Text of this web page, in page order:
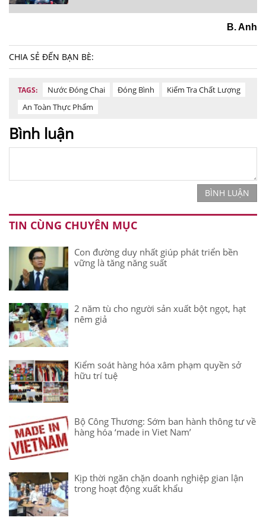
B. Anh
CHIA SẺ ĐẾN BẠN BÈ:
TAGS: Nước Đóng Chai Đóng Bình
Kiểm Tra Chất Lượng
An Toàn Thực Phẩm
Bình luận
BÌNH LUẬN
TIN CÙNG CHUYÊN MỤC
Con đường duy nhất giúp phát triển bền
vững là tăng năng suất
2 năm tù cho người sản xuất bột ngọt, hạt
nêm giả
Kiểm soát hàng hóa xâm phạm quyền sở
hữu trí tuệ
Bộ Công Thương: Sớm ban hành thông tư về
hàng hóa ‘made in Viet Nam’
Kịp thời ngăn chặn doanh nghiệp gian lận
trong hoạt động xuất khẩu